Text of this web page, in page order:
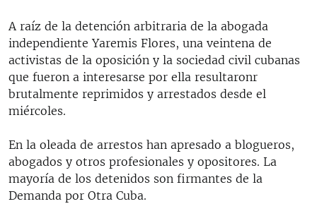
A raíz de la detención arbitraria de la abogada
independiente Yaremis Flores, una veintena de
activistas de la oposición y la sociedad civil cubanas
que fueron a interesarse por ella resultaronr
brutalmente reprimidos y arrestados desde el
miércoles.
En la oleada de arrestos han apresado a blogueros,
abogados y otros profesionales y opositores. La
mayoría de los detenidos son firmantes de la
Demanda por Otra Cuba.